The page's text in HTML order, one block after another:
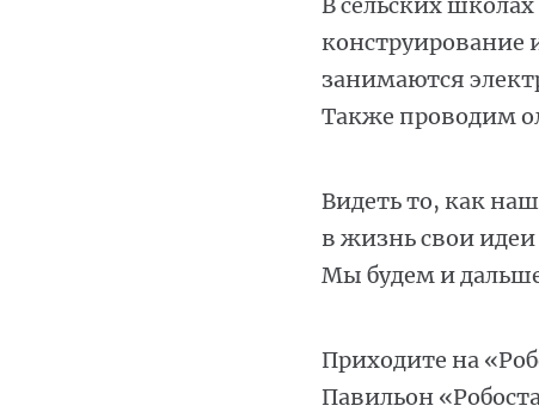
конструирование
занимаются
Также проводим
Видеть то, как
в жизнь свои
Мы будем и дальше
Приходите на
Павильон